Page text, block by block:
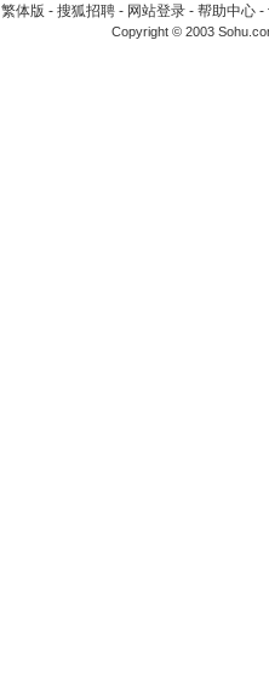
繁体版 - 搜狐招聘 - 网站登录 - 帮助中心 -
Copyright © 2003